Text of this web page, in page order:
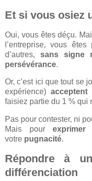
Et si vous osiez
Oui, vous êtes déçu.
l’entreprise, vous
d’autres, sans signe
persévérance.
Or, c’est ici que tout se
expérience)
faisiez partie du 1 % qui
Pas pour contester, ni
Mais pourexprimer
votre pugnacité.
Répondre à
différenciation